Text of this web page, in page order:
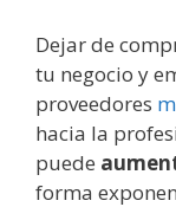
Dejar de
tu negocio y
proveedores
hacia la
puede
forma